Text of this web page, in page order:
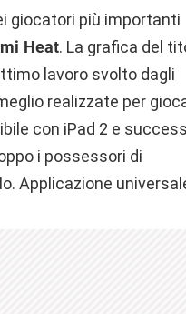
giocatori più importanti
Heat. La grafica del
lavoro svolto dagli
realizzate per
con iPad 2 e
i possessori di
Applicazione